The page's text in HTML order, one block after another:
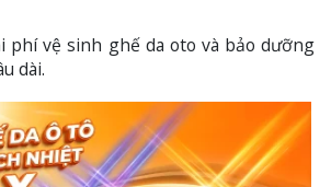
phí vệ sinh ghế da oto và bảo dưỡng
dài.